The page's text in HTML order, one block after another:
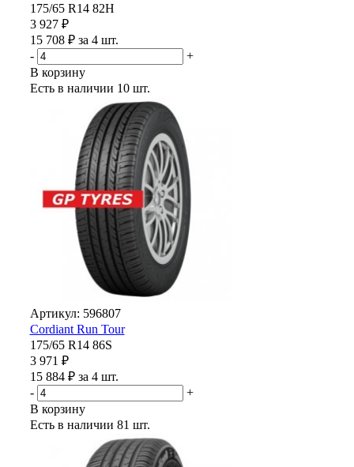
175/65 R14 82H
3 927 ₽
15 708 ₽ за 4 шт.
-
+
В корзину
Есть в наличии 10 шт.
Артикул: 596807
Cordiant Run Tour
175/65 R14 86S
3 971 ₽
15 884 ₽ за 4 шт.
-
+
В корзину
Есть в наличии 81 шт.